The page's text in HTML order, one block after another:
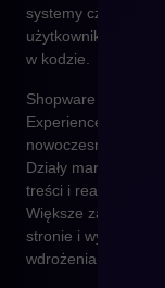
systemy często nie
użytkowników, a
w kodzie.
Shopware
Experiences –
nowoczesne strony
Działy marketingu
treści i reagować
Większe
stronie i wyższa
wdrożenia.